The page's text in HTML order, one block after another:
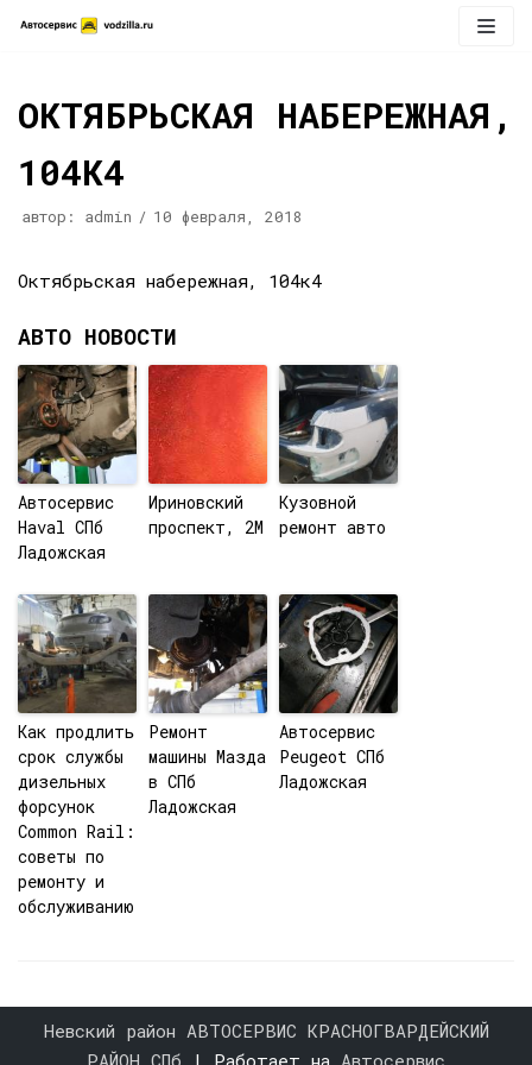
Перейти
ОКТЯБРЬСКАЯ НАБЕРЕЖНАЯ,
104К4
автор: admin 10 февраля, 2018
Октябрьская набережная, 104к4
АВТО НОВОСТИ
Автосервис
Haval СПб
Ладожская
Ириновский
проспект, 2М
Кузовной
ремонт авто
Как продлить
срок службы
дизельных
форсунок
Common Rail:
советы по
ремонту и
обслуживанию
Ремонт
машины Мазда
в СПб
Ладожская
Автосервис
Peugeot СПб
Ладожская
Невский район АВТОСЕРВИС КРАСНОГВАРДЕЙСКИЙ
РАЙОН СПб
| Работает на Автосервис